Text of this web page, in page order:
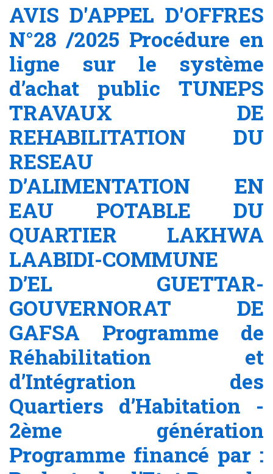
AVIS D'APPEL D'OFFRES
N°28 /2025 Procédure en
ligne sur le système
d’achat public TUNEPS
TRAVAUX DE
REHABILITATION DU
RESEAU
D’ALIMENTATION EN
EAU POTABLE DU
QUARTIER LAKHWA
LAABIDI-COMMUNE
D’EL GUETTAR-
GOUVERNORAT DE
GAFSA Programme de
Réhabilitation et
d’Intégration des
Quartiers d’Habitation -
2ème génération
Programme financé par :